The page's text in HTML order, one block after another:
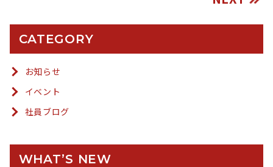
CATEGORY
お知らせ
イベント
社員ブログ
WHAT’S NEW